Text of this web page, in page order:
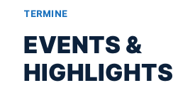
TERMINE
EVENTS &
HIGHLIGHTS